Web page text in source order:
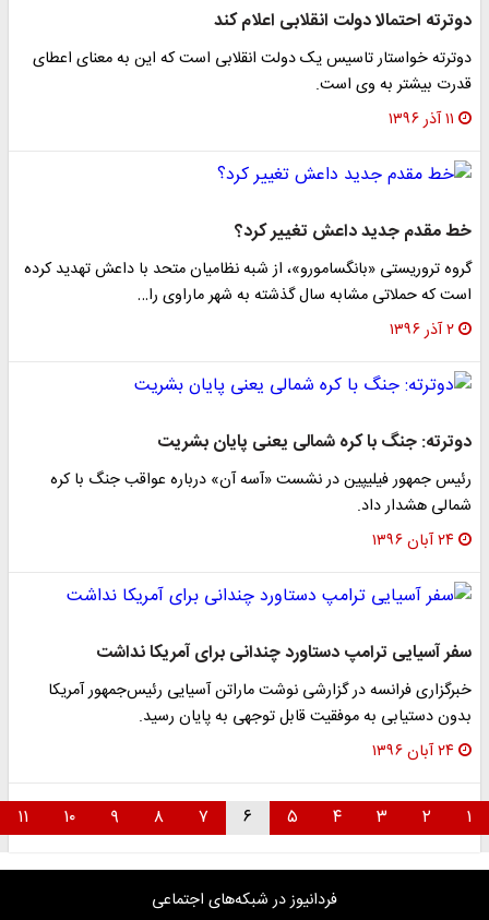
دوترته احتمالا دولت انقلابی اعلام کند
دوترته خواستار تاسیس یک دولت انقلابی است که این به معنای اعطای
قدرت بیشتر به وی است.
۱۱ آذر ۱۳۹۶
خط مقدم جدید داعش تغییر کرد؟
گروه تروریستی «بانگسامورو»، از شبه نظامیان متحد با داعش تهدید کرده
است که حملاتی مشابه سال گذشته به شهر ماراوی را…
۲ آذر ۱۳۹۶
دوترته: جنگ با کره شمالی یعنی پایان بشریت
رئیس جمهور فیلیپین در نشست «آسه آن» درباره عواقب جنگ با کره
شمالی هشدار داد.
۲۴ آبان ۱۳۹۶
سفر آسیایی ترامپ دستاورد چندانی برای آمریکا نداشت
خبرگزاری فرانسه در گزارشی نوشت ماراتن آسیایی رئیس‌جمهور آمریکا
بدون دستیابی به موفقیت قابل توجهی به پایان رسید.
۲۴ آبان ۱۳۹۶
۱ ۲ ۳ ۴ ۵ ۶ ۷ ۸ ۹ ۱۰ ۱۱
فردانیوز در شبکه‌های اجتماعی